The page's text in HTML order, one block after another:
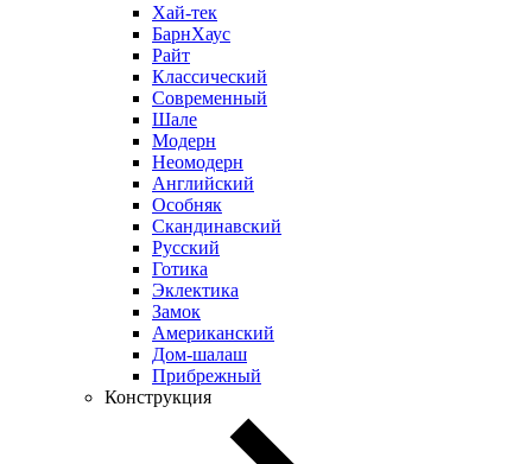
Хай-тек
БарнХаус
Райт
Классический
Современный
Шале
Модерн
Неомодерн
Английский
Особняк
Скандинавский
Русский
Готика
Эклектика
Замок
Американский
Дом-шалаш
Прибрежный
Конструкция